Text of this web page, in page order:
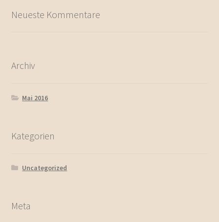
Neueste Kommentare
Archiv
Mai 2016
Kategorien
Uncategorized
Meta